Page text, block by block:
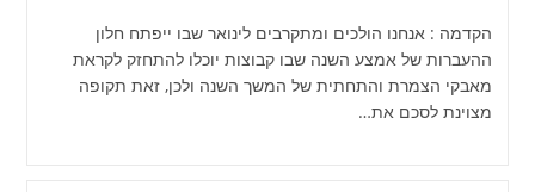
הקדמה : אנחנו הולכים ומתקרבים לינואר שבו ייפתח חלון
ההעברות של אמצע השנה שבו קבוצות יוכלו להתחזק לקראת
מאבקי הצמרת והתחתית של המשך השנה ולכן, זאת תקופה
מצוינת לסכם את…